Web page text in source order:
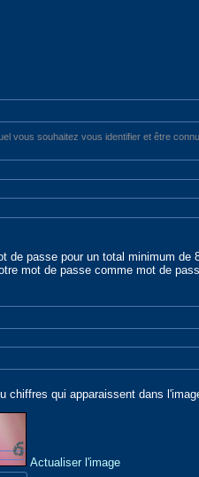
vous souhaitez vous identifier et être
de passe pour un total minimum de
mot de passe comme mot de
chiffres qui apparaissent dans
Actualiser l'image